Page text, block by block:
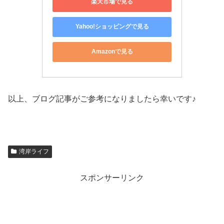
楽天市場で見る
Yahoo!ショッピングで見る
Amazonで見る
以上、ブログ記事がご参考になりましたら幸いです♪
湾岸ライフ
スポンサーリンク